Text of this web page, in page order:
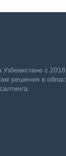
с
решения в